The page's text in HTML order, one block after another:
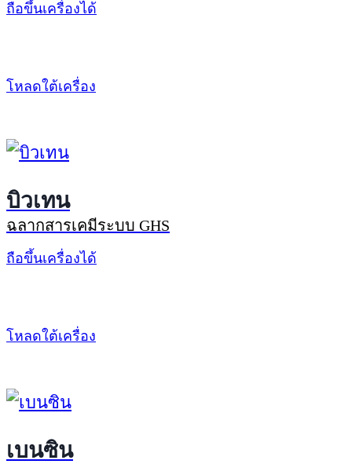
ถือขึ้นเครื่องได้
โหลดใต้เครื่อง
บิวเทน
ฉลากสารเคมีระบบ GHS
ถือขึ้นเครื่องได้
โหลดใต้เครื่อง
เบนซิน